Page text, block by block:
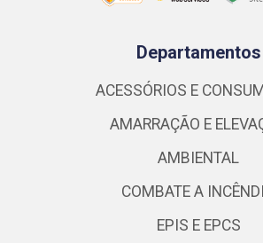
Departamentos
ACESSÓRIOS E
AMARRAÇÃO E
AMBIENTAL
COMBATE A
EPIS E EPCS